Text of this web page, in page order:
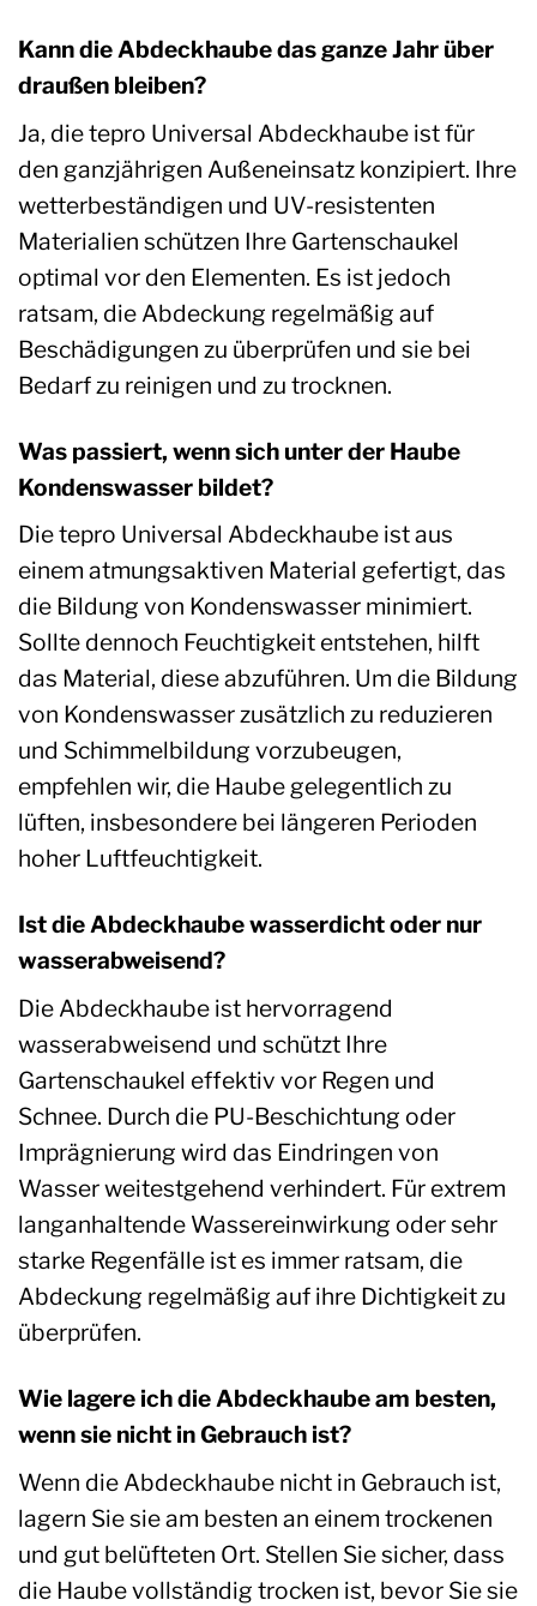
Kann die Abdeckhaube das ganze Jahr über
draußen bleiben?
Ja, die tepro Universal Abdeckhaube ist für
den ganzjährigen Außeneinsatz konzipiert. Ihre
wetterbeständigen und UV-resistenten
Materialien schützen Ihre Gartenschaukel
optimal vor den Elementen. Es ist jedoch
ratsam, die Abdeckung regelmäßig auf
Beschädigungen zu überprüfen und sie bei
Bedarf zu reinigen und zu trocknen.
Was passiert, wenn sich unter der Haube
Kondenswasser bildet?
Die tepro Universal Abdeckhaube ist aus
einem atmungsaktiven Material gefertigt, das
die Bildung von Kondenswasser minimiert.
Sollte dennoch Feuchtigkeit entstehen, hilft
das Material, diese abzuführen. Um die Bildung
von Kondenswasser zusätzlich zu reduzieren
und Schimmelbildung vorzubeugen,
empfehlen wir, die Haube gelegentlich zu
lüften, insbesondere bei längeren Perioden
hoher Luftfeuchtigkeit.
Ist die Abdeckhaube wasserdicht oder nur
wasserabweisend?
Die Abdeckhaube ist hervorragend
wasserabweisend und schützt Ihre
Gartenschaukel effektiv vor Regen und
Schnee. Durch die PU-Beschichtung oder
Imprägnierung wird das Eindringen von
Wasser weitestgehend verhindert. Für extrem
langanhaltende Wassereinwirkung oder sehr
starke Regenfälle ist es immer ratsam, die
Abdeckung regelmäßig auf ihre Dichtigkeit zu
überprüfen.
Wie lagere ich die Abdeckhaube am besten,
wenn sie nicht in Gebrauch ist?
Wenn die Abdeckhaube nicht in Gebrauch ist,
lagern Sie sie am besten an einem trockenen
und gut belüfteten Ort. Stellen Sie sicher, dass
die Haube vollständig trocken ist, bevor Sie sie